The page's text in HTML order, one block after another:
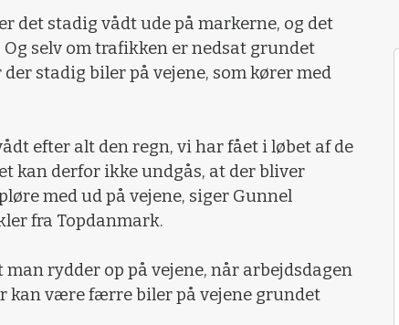
det stadig vådt ude på markerne, og det
selv om trafikken er nedsat grundet
stadig biler på vejene, som kører med
efter alt den regn, vi har fået i løbet af de
kan derfor ikke undgås, at der bliver
med ud på vejene, siger Gunnel
fra Topdanmark.
rydder op på vejene, når arbejdsdagen
kan være færre biler på vejene grundet